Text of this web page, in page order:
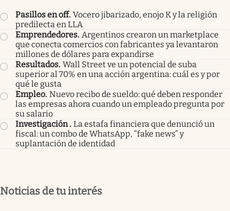
Pasillos en off. Vocero jibarizado, enojo K y la religión
predilecta en LLA
Emprendedores. Argentinos crearon un marketplace
que conecta comercios con fabricantes ya levantaron
millones de dólares para expandirse
Resultados. Wall Street ve un potencial de suba
superior al 70% en una acción argentina: cuál es y por
qué le gusta
Empleo. Nuevo recibo de sueldo: qué deben responder
las empresas ahora cuando un empleado pregunta por
su salario
Investigación. La estafa financiera que denunció un
fiscal: un combo de WhatsApp, “fake news” y
suplantación de identidad
Noticias de tu interés